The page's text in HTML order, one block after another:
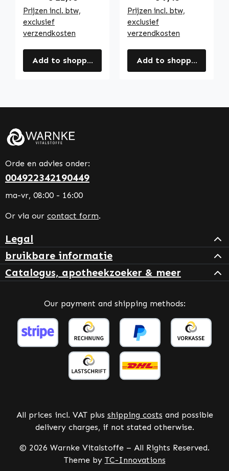
Prijzen incl. btw,
exclusief
verzendkosten
Add to shopping cart
Prijzen incl. btw,
exclusief
verzendkosten
Add to shopping cart
Orde en advies onder:
004922342190449
ma-vr, 08:00 - 16:00
Or via our contact form.
Legal
bruikbare informatie
Catalogus, apotheekzoeker & meer
Our payment and shipping methods:
All prices incl. VAT plus shipping costs and possible
delivery charges, if not stated otherwise.
© 2026 Warnke Vitalstoffe – All Rights Reserved.
Theme by TC-Innovations